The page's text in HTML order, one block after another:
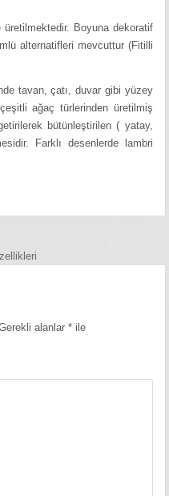
Boyuna dekoratif
alternatifleri mevcuttur (Fitilli
tavan, çatı, duvar gibi yüzey
ağaç türlerinden üretilmiş
bütünleştirilen ( yatay,
Farklı desenlerde lambri
alanlar* ile